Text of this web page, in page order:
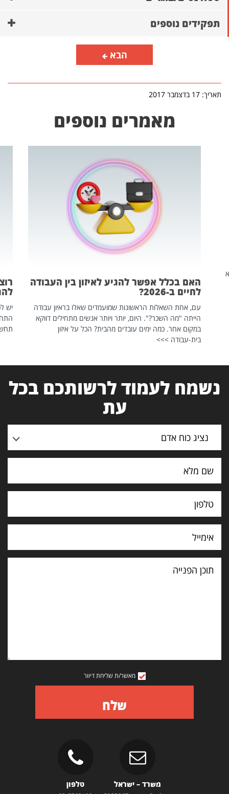
תפקידים נוספים
הבא
תאריך: 17 בדצמבר 2017
מאמרים נוספים
האם בכלל אפשר להגיע לאיזון בין העבודה
לחיים ב-2026?
עם, אחת השאלות הראשונות שמועמדים שאלו בראיון עבודה
הייתה "מה השכר?". היום, יותר ויותר אנשים מתחילים דווקא
במקום אחר. כמה ימים עובדים מהבית? הכל על איזון
בית-עבודה >>>
יש
נשמח לעמוד לרשותכם בכל
עת
נציג כוח אדם
תוכן
הפנייה
מאשר/ת שליחת דיוור
שלח
משרד – ישראל טלפון